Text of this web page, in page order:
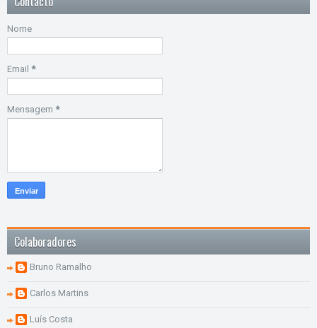
Nome
Email *
Mensagem *
Colaboradores
Bruno Ramalho
Carlos Martins
Luís Costa